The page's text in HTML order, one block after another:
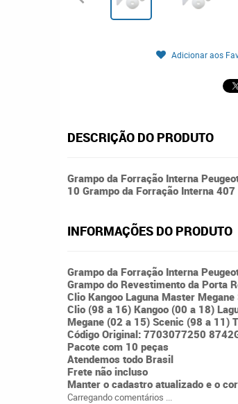
Adicionar aos
DESCRIÇÃO DO PRODUTO
Grampo da Forração Interna
10 Grampo da Forração Interna
INFORMAÇÕES DO PRODUTO
Grampo da Forração Interna
Grampo do Revestimento da Porta
Clio Kangoo Laguna Master
Clio (98 a 16) Kangoo (00 a 18)
Megane (02 a 15) Scenic (98 a 11)
Código Original: 7703077250
Pacote com 10 peças
Atendemos todo Brasil
Frete não incluso
Manter o cadastro atualizado e o
Carregando comentários ...